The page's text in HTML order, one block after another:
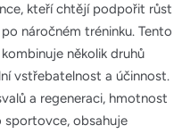
kteří chtějí podpořit růst
náročném tréninku. Tento
několik druhů
vstřebatelnost a účinnost.
a regeneraci, hmotnost
sportovce, obsahuje